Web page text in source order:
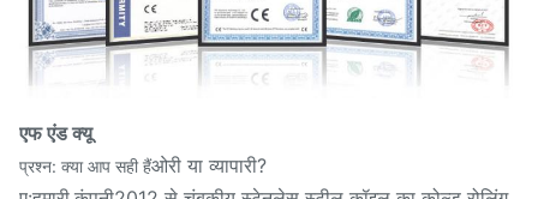
एफ एंड क्यू
प्रश्न: क्या आप सही हैंओरी या व्यापारी?